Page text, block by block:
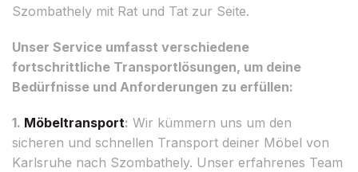
Szombathely mit Rat und Tat zur Seite.
Unser Service umfasst verschiedene
fortschrittliche Transportlösungen, um deine
Bedürfnisse und Anforderungen zu erfüllen:
1. Möbeltransport: Wir kümmern uns um den
sicheren und schnellen Transport deiner Möbel von
Karlsruhe nach Szombathely. Unser erfahrenes Team